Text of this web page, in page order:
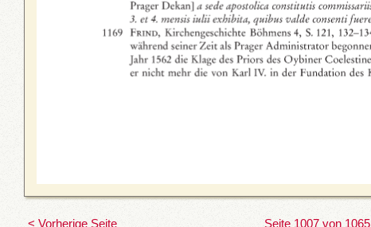
< Vorherige Seite Seite 1007 von 1065